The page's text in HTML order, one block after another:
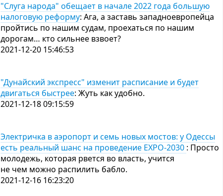
"Слуга народа" обещает в начале 2022 года большую
налоговую реформу: Ага, а заставь западноевропейца
пройтись по нашим судам, проехаться по нашим
дорогам… кто сильнее взвоет?
2021-12-20 15:46:53
"Дунайский экспресс" изменит расписание и будет
двигаться быстрее: Жуть как удобно.
2021-12-18 09:15:59
Электричка в аэропорт и семь новых мостов: у Одессы
есть реальный шанс на проведение EXPO-2030 : Просто
молодежь, которая рвется во власть, учится
не чем можно распилить бабло.
2021-12-16 16:23:20